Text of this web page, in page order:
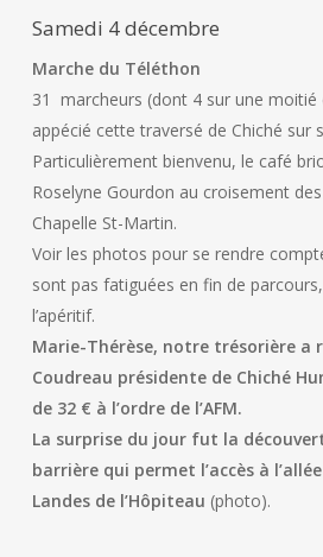
Samedi 4 décembre
Marche du Téléthon
31 marcheurs (dont 4 sur une
appécié cette traversé de Chiché sur
Particulièrement bienvenu, le café
Roselyne Gourdon au croisement
Chapelle St-Martin.
Voir les photos pour se rendre
sont pas fatiguées en fin de
l’apéritif.
Marie-Thérèse, notre trésorière a
Coudreau présidente de Chiché
de 32 € à l’ordre de l’AFM.
La surprise du jour fut la
barrière qui permet l’accès à
Landes de l’Hôpiteau (photo).